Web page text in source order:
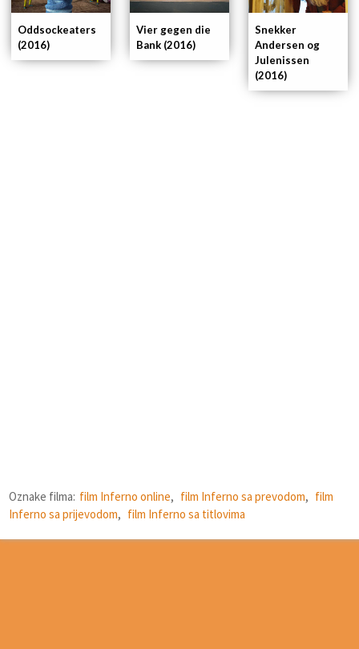
Snekker
Andersen og
Julenissen
(2016)
Vier gegen die
Bank (2016)
Oddsockeaters
(2016)
Oznake filma: film Inferno online, film Inferno sa prevodom, film
Inferno sa prijevodom, film Inferno sa titlovima